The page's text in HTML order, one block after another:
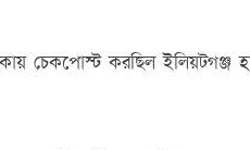
চেকপোস্ট করছিল